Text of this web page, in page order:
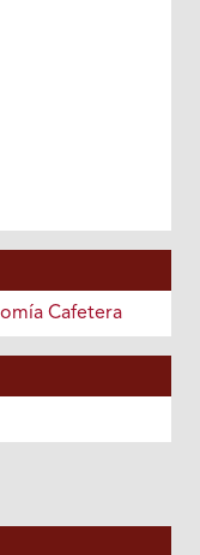
Cafetera